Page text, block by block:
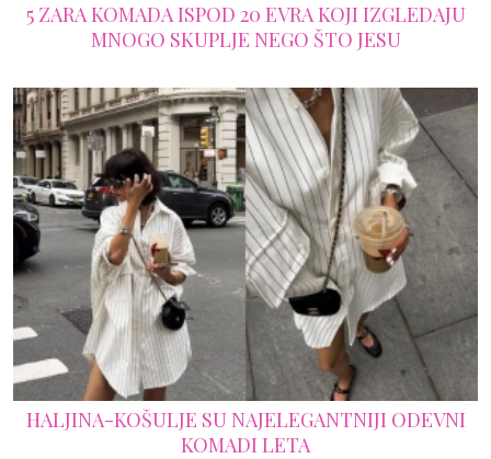
5 ZARA KOMADA ISPOD 20 EVRA KOJI IZGLEDAJU
MNOGO SKUPLJE NEGO ŠTO JESU
HALJINA-KOŠULJE SU NAJELEGANTNIJI ODEVNI
KOMADI LETA